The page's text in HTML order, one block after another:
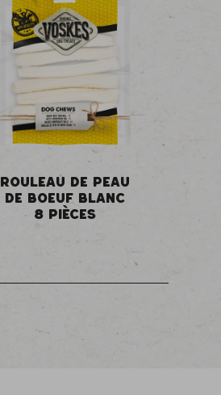
ROULEAU DE PEAU
DE BOEUF BLANC
8 PIÈCES